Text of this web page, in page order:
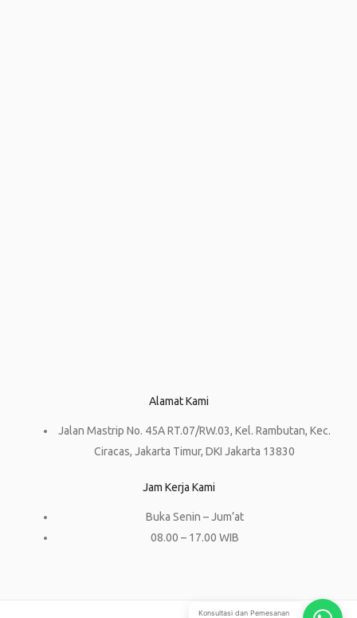
Alamat Kami
Jalan Mastrip No. 45A RT.07/RW.03, Kel. Rambutan, Kec.
Ciracas, Jakarta Timur, DKI Jakarta 13830
Jam Kerja Kami
Buka Senin – Jum’at
08.00 – 17.00 WIB
Konsultasi dan Pemesanan